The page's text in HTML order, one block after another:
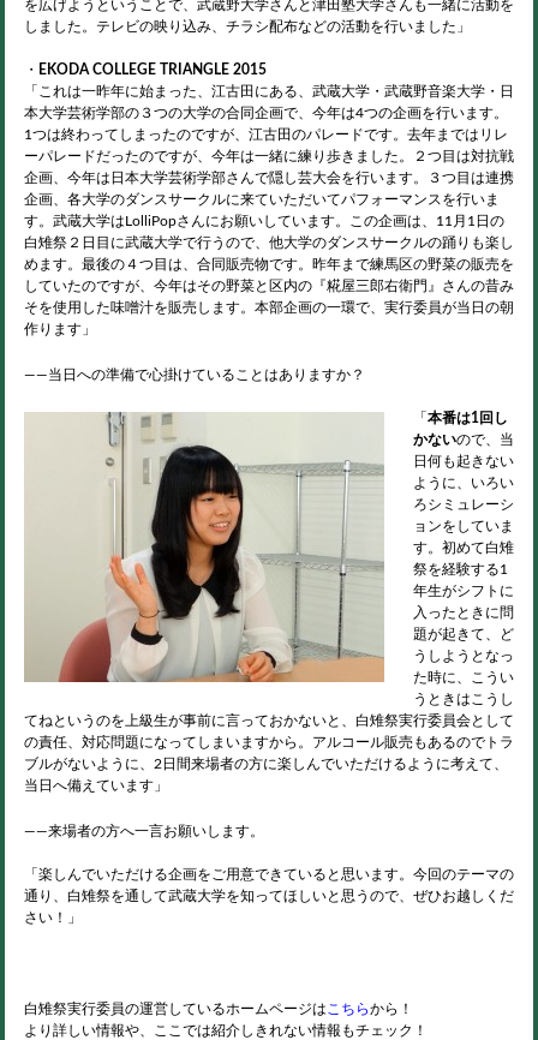
を広げようということで、武蔵野大学さんと津田塾大学さんも一緒に活動を
しました。テレビの映り込み、チラシ配布などの活動を行いました」
・ EKODA COLLEGE TRIANGLE 2015
「これは一昨年に始まった、江古田にある、武蔵大学・武蔵野音楽大学・日
本大学芸術学部の３つの大学の合同企画で、今年は4つの企画を行います。
1つは終わってしまったのですが、江古田のパレードです。去年まではリレ
ーパレードだったのですが、今年は一緒に練り歩きました。２つ目は対抗戦
企画、今年は日本大学芸術学部さんで隠し芸大会を行います。３つ目は連携
企画、各大学のダンスサークルに来ていただいてパフォーマンスを行いま
す。武蔵大学はLolliPopさんにお願いしています。この企画は、11月1日の
白雉祭２日目に武蔵大学で行うので、他大学のダンスサークルの踊りも楽し
めます。最後の４つ目は、合同販売物です。昨年まで練馬区の野菜の販売を
していたのですが、今年はその野菜と区内の『糀屋三郎右衛門』さんの昔み
そを使用した味噌汁を販売します。本部企画の一環で、実行委員が当日の朝
作ります」
――当日への準備で心掛けていることはありますか？
「 本番は1回し
かないので、当
日何も起きない
ように、いろい
ろシミュレーシ
ョンをしていま
す。初めて白雉
祭を経験する1
年生がシフトに
入ったときに問
題が起きて、ど
うしようとなっ
た時に、こうい
うときはこうし
てねというのを上級生が事前に言っておかないと、白雉祭実行委員会として
の責任、対応問題になってしまいますから。アルコール販売もあるのでトラ
ブルがないように、2日間来場者の方に楽しんでいただけるように考えて、
当日へ備えています」
――来場者の方へ一言お願いします。
「楽しんでいただける企画をご用意できていると思います。今回のテーマの
通り、白雉祭を通して武蔵大学を知ってほしいと思うので、ぜひお越しくだ
さい！」
白雉祭実行委員の運営しているホームページは こちらから！
より詳しい情報や、ここでは紹介しきれない情報もチェック！